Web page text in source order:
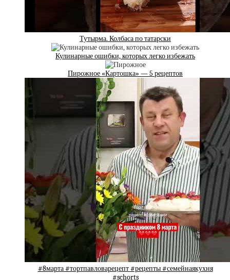
Тутырма. Колбаса по татарски
Кулинарные ошибки, которых легко избежать
Пирожное «Картошка» — 5 рецептов
#8марта #тортпавловарецепт #рецепты #семейнаякухня
#schorts